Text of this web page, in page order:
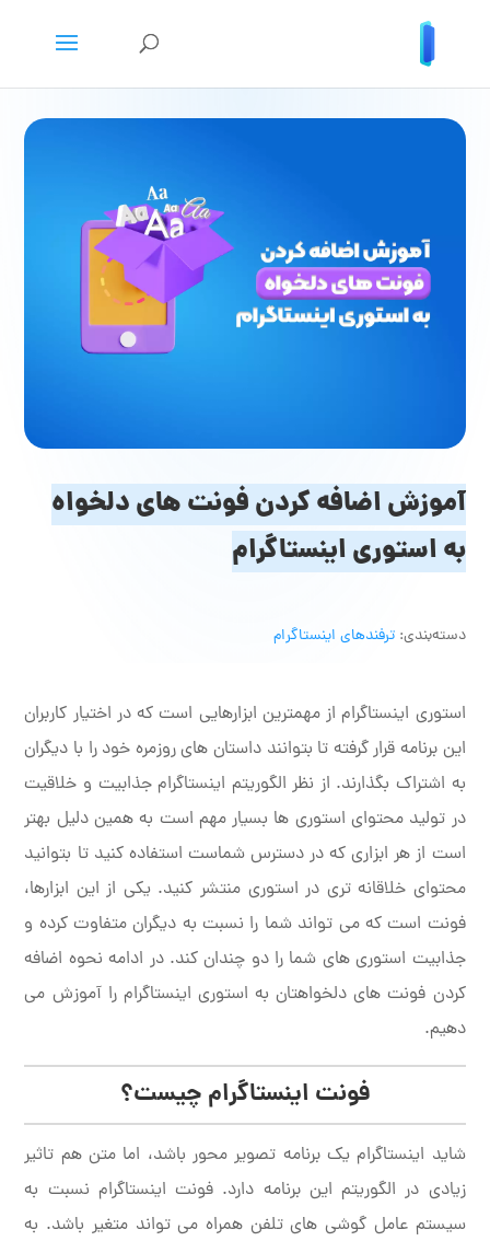
آموزش اضافه کردن فونت های دلخواه
به استوری اینستاگرام
دسته‌بندی:ترفندهای اینستاگرام
استوری اینستاگرام از مهمترین ابزارهایی است که در اختیار کاربران
این برنامه قرار گرفته تا بتوانند داستان های روزمره خود را با دیگران
به اشتراک بگذارند. از نظر الگوریتم اینستاگرام جذابیت و خلاقیت
در تولید محتوای استوری ها بسیار مهم است به همین دلیل بهتر
است از هر ابزاری که در دسترس شماست استفاده کنید تا بتوانید
محتوای خلاقانه تری در استوری منتشر کنید. یکی از این ابزارها،
فونت است که می تواند شما را نسبت به دیگران متفاوت کرده و
جذابیت استوری های شما را دو چندان کند. در ادامه نحوه اضافه
کردن فونت های دلخواهتان به استوری اینستاگرام را آموزش می
دهیم.
فونت اینستاگرام چیست؟
شاید اینستاگرام یک برنامه تصویر محور باشد، اما متن هم تاثیر
زیادی در الگوریتم این برنامه دارد. فونت اینستاگرام نسبت به
سیستم عامل گوشی های تلفن همراه می تواند متغیر باشد. به